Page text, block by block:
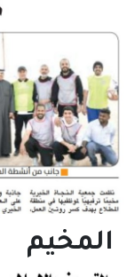
المخيم